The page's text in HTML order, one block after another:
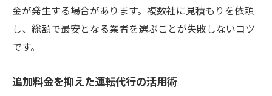
金が発生する場合があります。複数社に見積もりを依頼
し、総額で最安となる業者を選ぶことが失敗しないコツ
です。
追加料金を抑えた運転代行の活用術